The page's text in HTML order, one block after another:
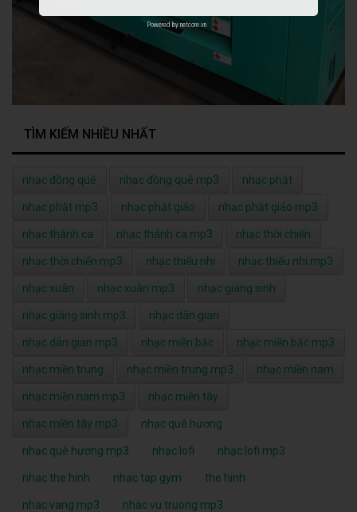
TÌM KIẾM NHIỀU NHẤT
nhạc đồng quê nhạc đồng quê mp3 nhạc phật
nhạc phật mp3 nhạc phật giáo nhạc phật giáo mp3
nhạc thánh ca nhạc thánh ca mp3 nhạc thời chiến
nhạc thời chiến mp3 nhạc thiếu nhi nhạc thiếu nhi mp3
nhạc xuân nhạc xuân mp3 nhạc giáng sinh
nhạc giáng sinh mp3 nhạc dân gian
nhạc dân gian mp3 nhạc miền bắc nhạc miền bắc mp3
nhạc miền trung nhạc miền trung mp3 nhạc miền nam
nhạc miền nam mp3 nhạc miền tây
nhạc miền tây mp3 nhạc quê hương
nhạc quê hương mp3 nhạc lofi nhạc lofi mp3
nhac the hinh nhac tap gym the hinh
nhac vang mp3 nhac vu truong mp3
Powered by netcore.vn